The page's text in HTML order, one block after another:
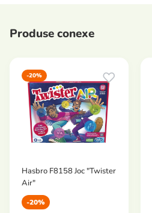
Produse conexe
-20%
Hasbro F8158 Joc "Twister
Air"
-20%